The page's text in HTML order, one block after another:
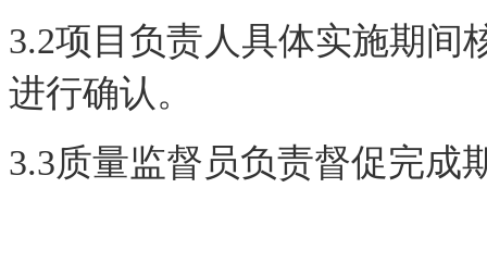
3.2项目负责人具体实施期间
进行确认。
3.3质量监督员负责督促完成